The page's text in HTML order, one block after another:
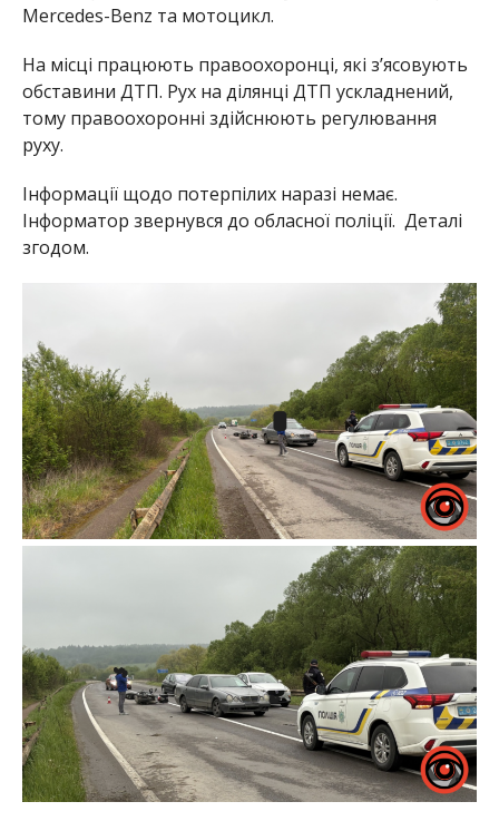
Mercedes-Benz та мотоцикл.
На місці працюють правоохоронці, які зʼясовують
обставини ДТП. Рух на ділянці ДТП ускладнений,
тому правоохоронні здійснюють регулювання
руху.
Інформації щодо потерпілих наразі немає.
Інформатор звернувся до обласної поліції. Деталі
згодом.